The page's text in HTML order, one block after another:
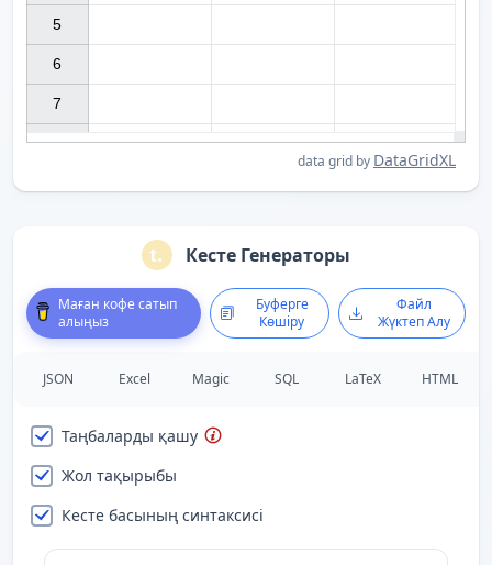
5
6
7
data grid by DataGridXL
Кесте Генераторы
Маған кофе сатып
алыңыз
Буферге
Көшіру
Файл
Жүктеп Алу
JSON Excel Magic SQL LaTeX HTML
Таңбаларды қашу
Жол тақырыбы
Кесте басының синтаксисі